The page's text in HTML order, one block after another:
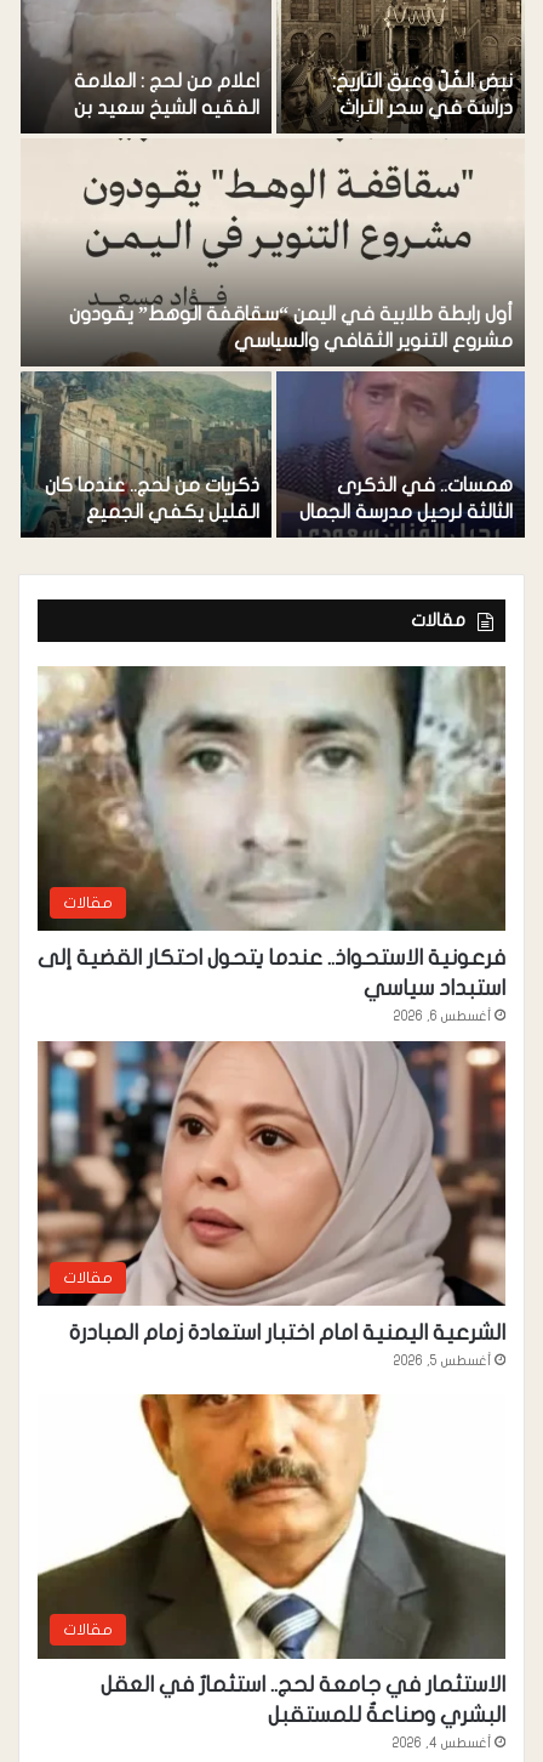
أول رابطة طلابية في اليمن “سقاقفة الوهط” يقودون
مشروع التنوير الثقافي والسياسي
نبض الفُلّ وعبق التاريخ:
دراسة في سحر التراث
الشعبي اللحجي وأصوله
اعلام من لحج : العلامة
الفقيه الشيخ سعيد بن
محمد باعزب (رحمه الله)
همسات.. في الذكرى
الثالثة لرحيل مدرسة الجمال
والإبداع اللحجي الفنان
ذكريات من لحج.. عندما كان
القليل يكفي الجميع
مقالات
مقالات
فرعونية الاستحواذ.. عندما يتحول احتكار القضية إلى
استبداد سياسي
أغسطس 6, 2026
مقالات
الشرعية اليمنية امام اختبار استعادة زمام المبادرة
أغسطس 5, 2026
مقالات
الاستثمار في جامعة لحج.. استثمارٌ في العقل
البشري وصناعةٌ للمستقبل
أغسطس 4, 2026